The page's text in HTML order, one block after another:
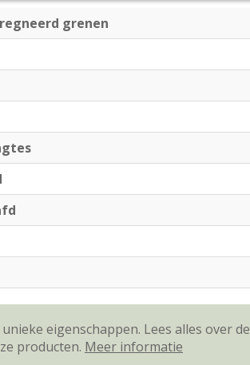
grenen
eigenschappen. Lees alles over de
producten. Meer informatie